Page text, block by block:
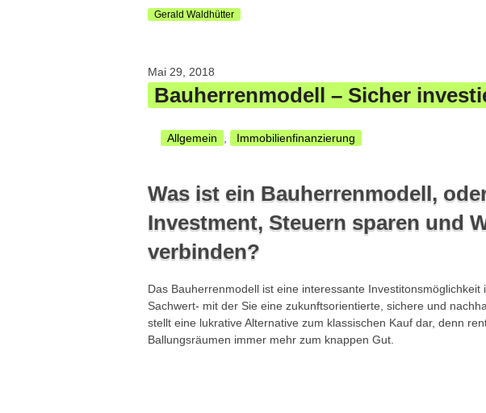
Gerald Waldhütter
Mai 29, 2018
Bauherrenmodell – Sicher
Allgemein Immobilienfinanzierung
Was ist ein Bauherrenmodell,
Investment, Steuern sparen und
verbinden?
Das Bauherrenmodell ist eine interessante
Sachwert- mit der Sie eine zukunftsorientierte, sichere und
stellt eine lukrative Alternative zum klassischen Kauf dar, denn
Ballungsräumen immer mehr zum knappen Gut.